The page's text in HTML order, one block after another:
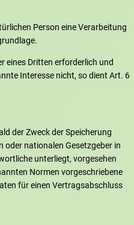
Person eine Verarbeitung
eines Dritten erforderlich und
Interesse nicht, so dient Art. 6
der Zweck der Speicherung
oder nationalen Gesetzgeber in
unterliegt, vorgesehen
Normen vorgeschriebene
für einen Vertragsabschluss